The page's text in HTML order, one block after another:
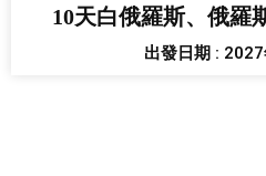
10天白俄羅斯、俄羅
出發日期 :